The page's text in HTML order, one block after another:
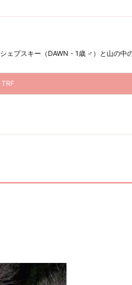
プスキー（DAWN・1歳 ♂）と山の
TRF